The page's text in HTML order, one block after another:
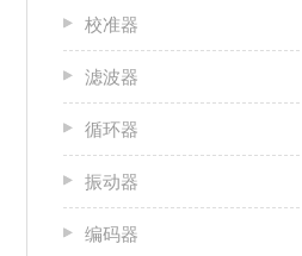
校准器
滤波器
循环器
振动器
编码器